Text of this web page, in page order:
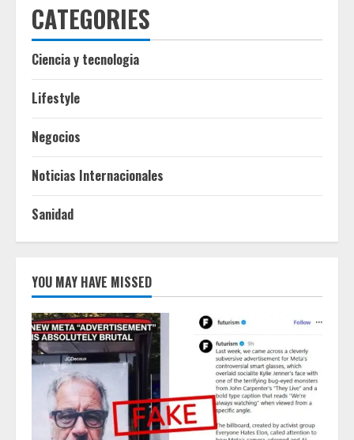
CATEGORIES
Ciencia y tecnologia
Lifestyle
Negocios
Noticias Internacionales
Sanidad
YOU MAY HAVE MISSED